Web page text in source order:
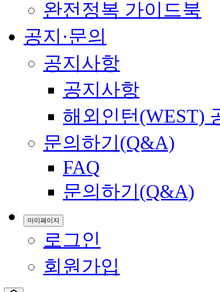
완전정복 가이드북
공지·문의
공지사항
공지사항
해외인턴(WEST)
문의하기(Q&A)
FAQ
문의하기(Q&A)
마이페이지
로그인
회원가입